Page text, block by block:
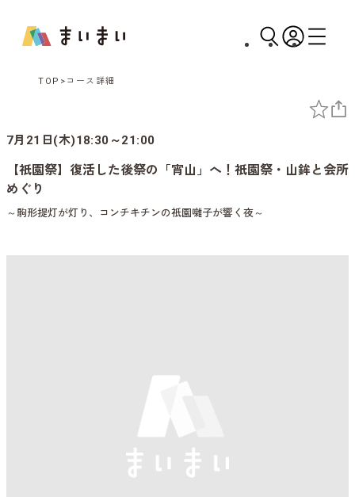
TOP コース詳細
7月21日(木)18:30～21:00
【祇園祭】復活した後祭の「宵山」へ！祇園祭・山鉾と会所
めぐり
～駒形提灯が灯り、コンチキチンの祇園囃子が響く夜～